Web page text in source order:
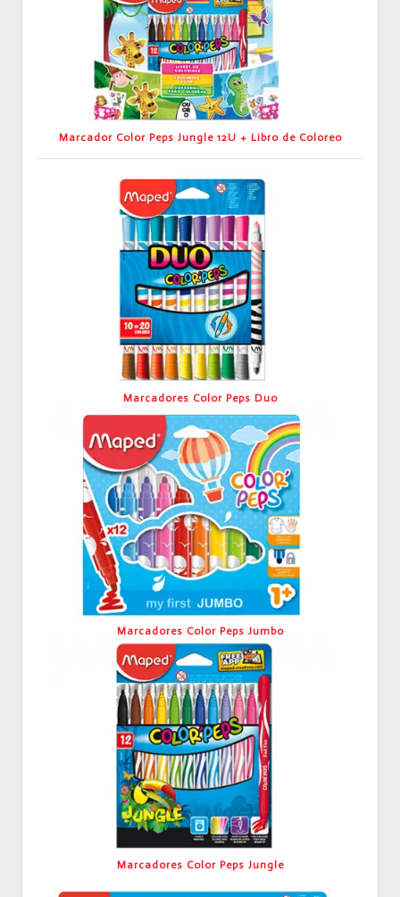
Marcador Color Peps Jungle 12U + Libro de Coloreo
Marcadores Color Peps Duo
Marcadores Color Peps Jumbo
Marcadores Color Peps Jungle